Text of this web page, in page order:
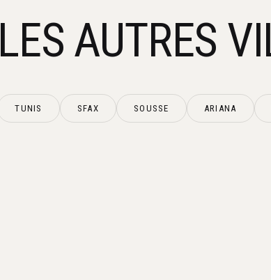
LES AUTRES
TUNIS SFAX SOUSSE ARIANA